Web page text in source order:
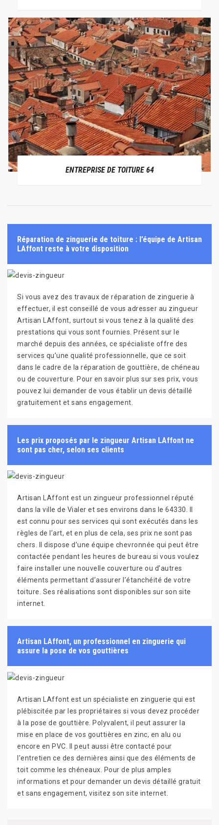
ENTREPRISE DE TOITURE 64
Réparation de zinguerie de toiture : l’équipe de Artisan
LAffont reste à votre disposition
Si vous avez des travaux de réparation de zinguerie à
effectuer, il est conseillé de vous adresser au zingueur
Artisan LAffont, surtout si vous tenez à la qualité des
prestations qui vous sont fournies. Présent sur le
marché depuis des années, ce spécialiste offre des
services qu’une qualité professionnelle, que ce soit
dans le cadre de la réparation de gouttière, de chéneau
ou de couverture. Pour en savoir plus sur ses prix, vous
pouvez lui demander de vous établir un devis détaillé
gratuitement et sans engagement.
Les prix proposés par le zingueur Artisan LAffont ne
sont pas cher, selon ses clients
Artisan LAffont est un zingueur professionnel réputé
dans la ville de Vialer et ses environs dans le 64330. Il
est connu pour ses services qui sont exécutés dans les
règles de l’art, et en plus de cela, ses prix ne sont pas
chers. Il dispose d’une équipe chevronnée qui peut être
contactée pendant les heures de bureau si vous voulez
faire installer une nouvelle couverture ou d’autres
éléments permettant d’assurer l’étanchéité de votre
toiture. Ses réalisations sont disponibles sur son site
internet.
Artisan LAffont, un professionnel en zinguerie qui
assure la pose de vos gouttières
Artisan LAffont est un spécialiste en zinguerie qui est
plébiscitée par les propriétaires si vous devez procéder
à la pose de gouttière. Polyvalent, il peut assurer la
mise en place de vos gouttières en zinc, en alu ou
encore en PVC. Il peut aussi être contacté pour
l’entretien ce des dernières ainsi que des éléments de
toit comme les chéneaux. Pour de plus amples
informations et pour demander un devis détaillé gratuit
et sans engagement, visitez son site internet.